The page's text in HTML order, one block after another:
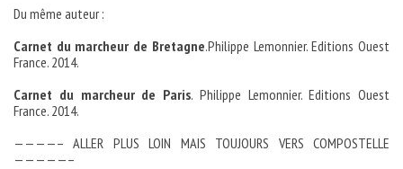
Du même auteur :
Carnet du marcheur de Bretagne.Philippe Lemonnier. Editions Ouest
France. 2014.
Carnet du marcheur de Paris. Philippe Lemonnier. Editions Ouest
France. 2014.
————– ALLER PLUS LOIN MAIS TOUJOURS VERS COMPOSTELLE
—————–